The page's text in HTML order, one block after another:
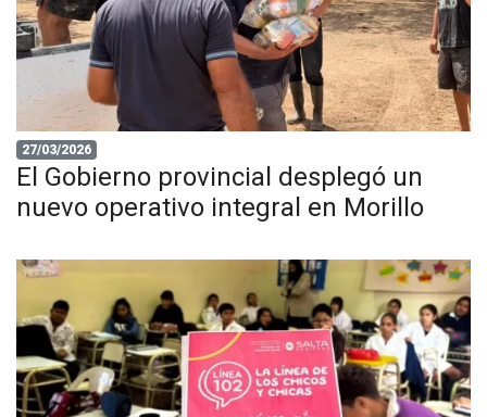
27/03/2026
El Gobierno provincial desplegó un
nuevo operativo integral en Morillo